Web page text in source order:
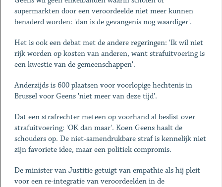
supermarkten door een veroordeelde niet meer kunnen
benaderd worden: 'dan is de gevangenis nog waardiger'.
Het is ook een debat met de andere regeringen: 'Ik wil niet
rijk worden op kosten van anderen, want strafuitvoering is
een kwestie van de gemeenschappen'.
Anderzijds is 600 plaatsen voor voorlopige hechtenis in
Brussel voor Geens 'niet meer van deze tijd'.
Dat een strafrechter meteen op voorhand al beslist over
strafuitvoering: 'OK dan maar'. Koen Geens haalt de
schouders op. De niet-samendrukbare straf is kennelijk niet
zijn favoriete idee, maar een politiek compromis.
De minister van Justitie getuigt van empathie als hij pleit
voor een re-integratie van veroordeelden in de